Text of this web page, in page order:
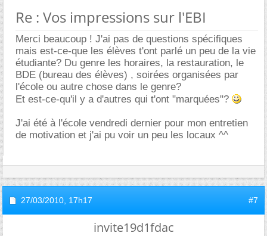
Re : Vos impressions sur l'EBI
Merci beaucoup ! J'ai pas de questions spécifiques
mais est-ce-que les élèves t'ont parlé un peu de la vie
étudiante? Du genre les horaires, la restauration, le
BDE (bureau des élèves) , soirées organisées par
l'école ou autre chose dans le genre?
Et est-ce-qu'il y a d'autres qui t'ont "marquées"?
J'ai été à l'école vendredi dernier pour mon entretien
de motivation et j'ai pu voir un peu les locaux ^^
27/03/2010, 17h17 #7
invite19d1fdac